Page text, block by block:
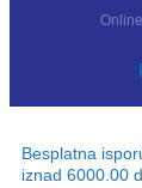
Besplatna
iznad 6000.00